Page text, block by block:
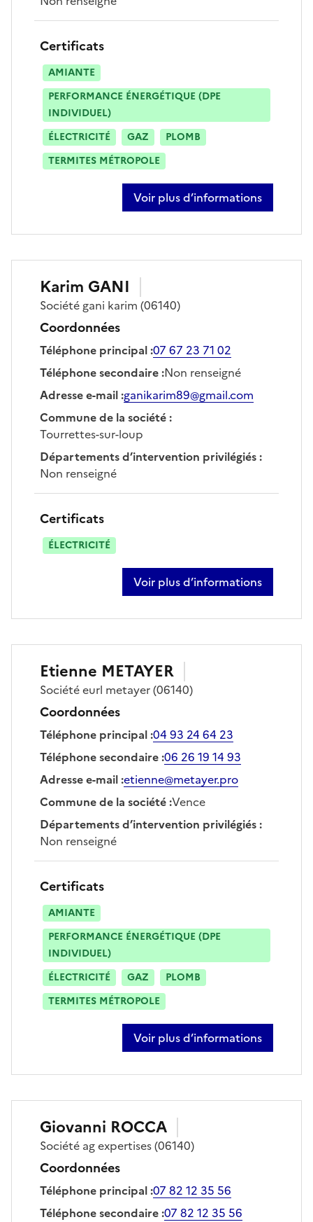
Certificats
AMIANTE
PERFORMANCE ÉNERGÉTIQUE (DPE
INDIVIDUEL)
ÉLECTRICITÉ
GAZ
PLOMB
TERMITES MÉTROPOLE
Voir plus d’informations
sur philippe busserolles
Karim GANI
Société gani karim (06140)
Coordonnées
Téléphone principal:07 67 23 71 02
Téléphone secondaire:Non renseigné
Adresse e-mail:ganikarim89@gmail.com
Commune de la société:
Tourrettes-sur-loup
Départements d’intervention privilégiés:
Non renseigné
Certificats
ÉLECTRICITÉ
Voir plus d’informations
sur karim gani
Etienne METAYER
Sociétéeurl metayer(06140)
Coordonnées
Téléphone principal:04 93 24 64 23
Téléphone secondaire:06 26 19 14 93
Adresse e-mail:etienne@metayer.pro
Commune de la société:Vence
Départements d’intervention privilégiés:
Non renseigné
Certificats
AMIANTE
PERFORMANCE ÉNERGÉTIQUE (DPE
INDIVIDUEL)
ÉLECTRICITÉ
GAZ
PLOMB
TERMITES MÉTROPOLE
Voir plus d’informations
sur etienne metayer
Giovanni ROCCA
Société ag expertises(06140)
Coordonnées
Téléphone principal:07 82 12 35 56
Téléphone secondaire:07 82 12 35 56